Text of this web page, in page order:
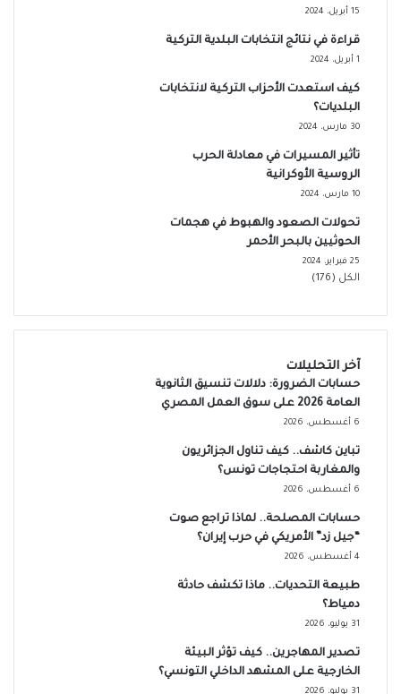
15 أبريل، 2024
قراءة في نتائج انتخابات البلدية التركية
1 أبريل، 2024
كيف استعدت الأحزاب التركية لانتخابات
البلديات؟
30 مارس، 2024
تأثير المسيرات في معادلة الحرب
الروسية الأوكرانية
10 مارس، 2024
تحولات الصعود والهبوط في هجمات
الحوثيين بالبحر الأحمر
25 فبراير، 2024
الكل (176)
آخر التحليلات
حسابات الضرورة: دلالات تنسيق الثانوية
العامة 2026 على سوق العمل المصري
6 أغسطس، 2026
تباين كاشف.. كيف تناول الجزائريون
والمغاربة احتجاجات تونس؟
6 أغسطس، 2026
حسابات المصلحة.. لماذا تراجع صوت
“جيل زد” الأمريكي في حرب إيران؟
4 أغسطس، 2026
طبيعة التحديات.. ماذا تكشف حادثة
دمياط؟
31 يوليو، 2026
تصدير المهاجرين.. كيف تؤثر البيئة
الخارجية على المشهد الداخلي التونسي؟
31 يوليو، 2026